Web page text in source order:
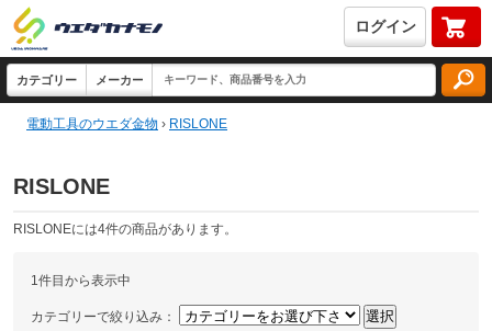
ログイン
電動工具のウエダ金物 › RISLONE
RISLONE
RISLONEには4件の商品があります。
1件目から表示中
カテゴリーで絞り込み：